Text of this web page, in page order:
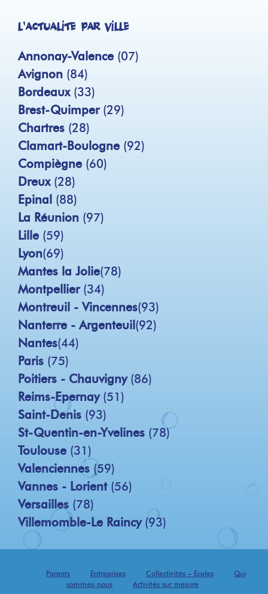
L'actualité par ville
Annonay-Valence (07)
Avignon (84)
Bordeaux (33)
Brest-Quimper (29)
Chartres (28)
Clamart-Boulogne (92)
Compiègne (60)
Dreux (28)
Epinal (88)
La Réunion (97)
Lille (59)
Lyon(69)
Mantes la Jolie(78)
Montpellier (34)
Montreuil - Vincennes(93)
Nanterre - Argenteuil (92)
Nantes(44)
Paris (75)
Poitiers - Chauvigny (86)
Reims-Epernay (51)
Saint-Denis (93)
St-Quentin-en-Yvelines (78)
Toulouse (31)
Valenciennes (59)
Vannes - Lorient (56)
Versailles (78)
Villemomble-Le Raincy (93)
Parents Entreprises Collectivités – Écoles
Qui
sommes-nous
Activités sur mesure